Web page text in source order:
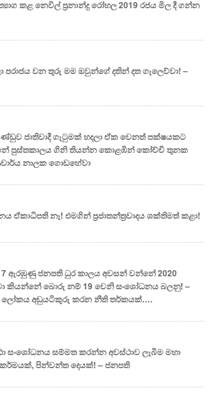
කළ නෙවිල් ප්‍රනාන්දු රෝහල 2019 රජය මිල දී ගන්න
පරාජය වන තුරු මම ඔවුන්ගේ දතින් දත ගැලෙව්වා! –
ජාතිවාදී ගැටුමක් හදලා ඒක වෙනත් පක්ෂයකට
පුස්තකාලය ගිනි තියන්න කොළඹින් කෝච්චි තුනක
නාලක ගොඩහේවා
ඒකාධිපති නෑ! එමගින් ප්‍රජාතන්ත්‍රවාදය ශක්තිමත් කළා!
ඇරඹුණු ජනපති ධුර කාලය අවසන් වන්නේ 2020
කියන්නේ බොරු නම් 19 වෙනි සංශෝධනය බලනු! –
ලෝකය අඩුයටිකුරු කරන නීති තර්කයක්….
සංශෝධනය සම්මත කරන්න අවස්ථාව ලැබීම මහා
පින්වන්ත දෙයක්! – ජනපති